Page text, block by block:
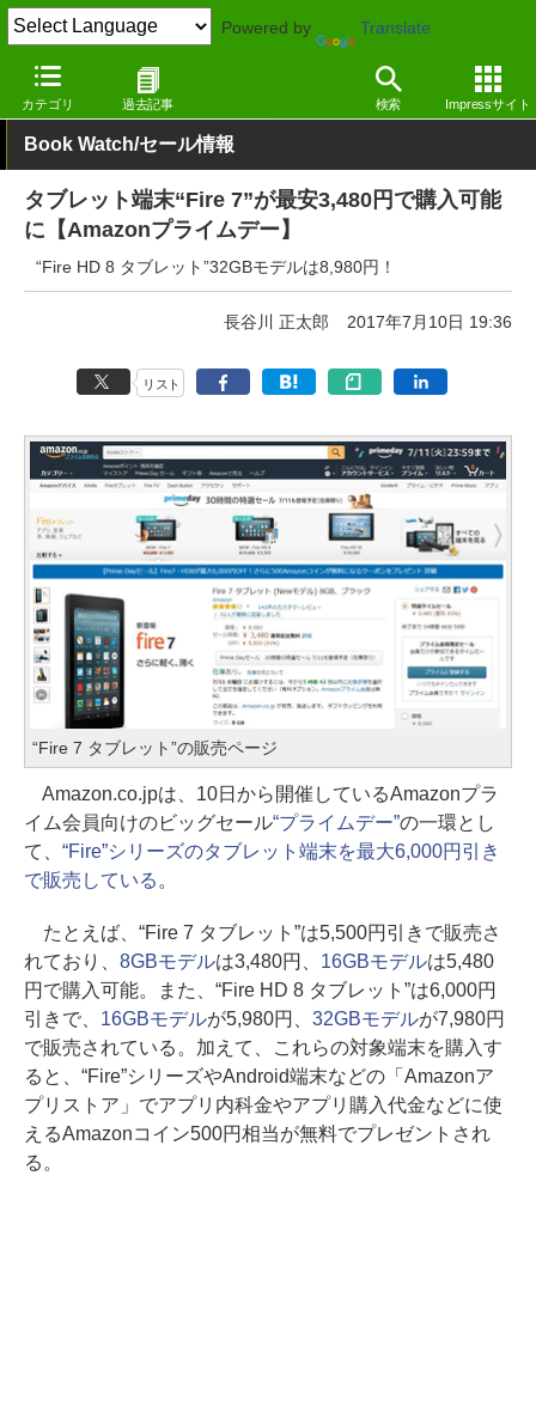
Powered by Translate
カテゴリ 過去記事 検索 Impressサイト
窓の杜 電子書籍・本
Book Watch/セール情報
タブレット端末“Fire 7”が最安3,480円で購入可能
に【Amazonプライムデー】
“Fire HD 8 タブレット”32GBモデルは8,980円！
長谷川 正太郎 2017年7月10日 19:36
リスト
“Fire 7 タブレット”の販売ページ
Amazon.co.jpは、10日から開催しているAmazonプラ
イム会員向けのビッグセール“プライムデー”の一環とし
て、 “Fire”シリーズのタブレット端末を最大6,000円引き
で販売している 。
たとえば、“Fire 7 タブレット”は5,500円引きで販売さ
れており、 8GBモデルは3,480円、 16GBモデルは5,480
円で購入可能。また、“Fire HD 8 タブレット”は6,000円
引きで、 16GBモデルが5,980円、 32GBモデルが7,980円
で販売されている。加えて、これらの対象端末を購入す
ると、“Fire”シリーズやAndroid端末などの「Amazonア
プリストア」でアプリ内科金やアプリ購入代金などに使
えるAmazonコイン500円相当が無料でプレゼントされ
る。